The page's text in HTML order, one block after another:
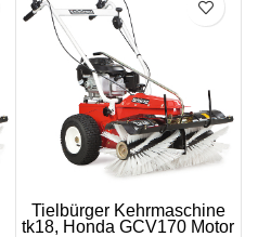
Tielbürger Kehrmaschine
tk18, Honda GCV170 Motor